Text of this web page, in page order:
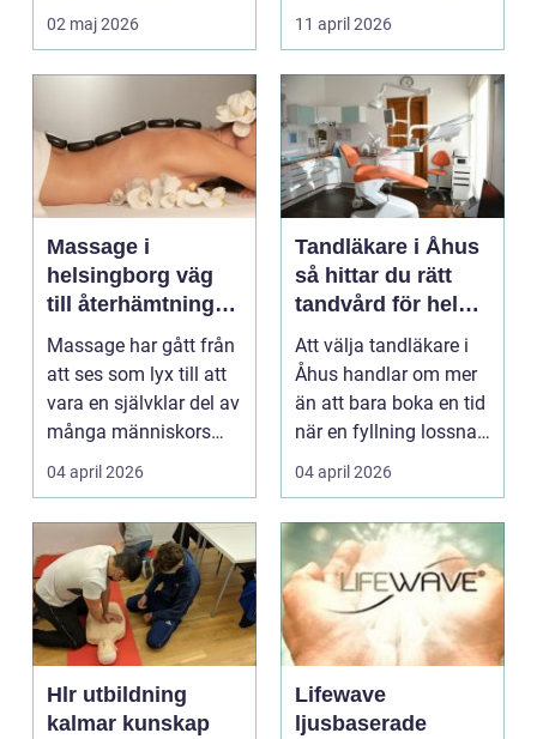
i Svedala handlar v...
02 maj 2026
vara svag....
11 april 2026
Massage i
helsingborg väg
till återhämtning
och hållbar hälsa
Massage har gått från
att ses som lyx till att
vara en självklar del av
många människors
friskvård. ...
04 april 2026
Tandläkare i Åhus
så hittar du rätt
tandvård för hela
familjen
Att välja tandläkare i
Åhus handlar om mer
än att bara boka en tid
när en fyllning lossnar
eller en ...
04 april 2026
Hlr utbildning
kalmar kunskap
Lifewave
ljusbaserade